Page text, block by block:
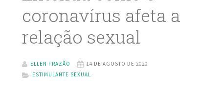
coronavírus afeta a
relação sexual
ELLEN FRAZÃO
14 DE AGOSTO DE 2020
ESTIMULANTE SEXUAL